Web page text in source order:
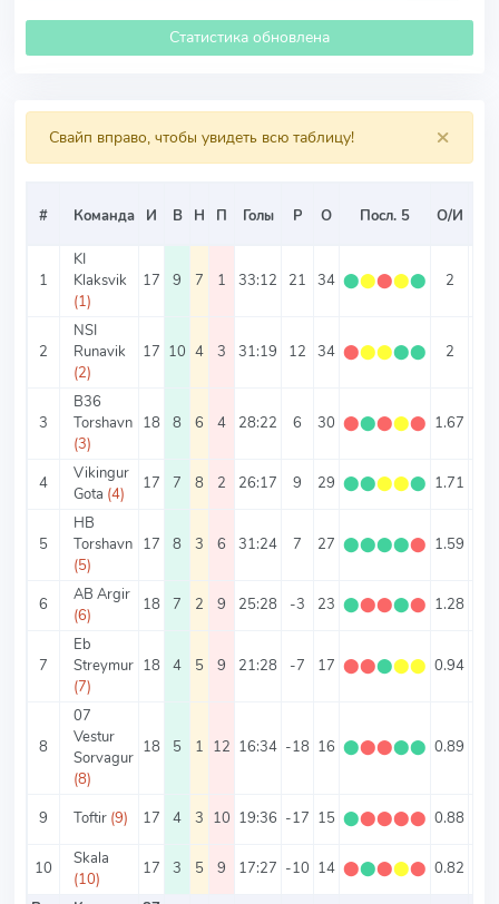
Статистика обновлена
×
Свайп вправо, чтобы увидеть всю таблицу!
# Команда И В Н П Голы Р О Посл. 5 О/И
1
KI
Klaksvik
(1)
17 9 7 1 33:12 21 34 ⬤⬤⬤⬤⬤ 2
2
NSI
Runavik
(2)
17 10 4 3 31:19 12 34 ⬤⬤⬤⬤⬤ 2
3
B36
Torshavn
(3)
18 8 6 4 28:22 6 30 ⬤⬤⬤⬤⬤ 1.67
4
Vikingur
Gota (4)
17 7 8 2 26:17 9 29 ⬤⬤⬤⬤⬤ 1.71
5
HB
Torshavn
(5)
17 8 3 6 31:24 7 27 ⬤⬤⬤⬤⬤ 1.59
6
AB Argir
(6)
18 7 2 9 25:28 -3 23 ⬤⬤⬤⬤⬤ 1.28
7
Eb
Streymur
(7)
18 4 5 9 21:28 -7 17 ⬤⬤⬤⬤⬤ 0.94
8
07
Vestur
Sorvagur
(8)
18 5 1 12 16:34 -18 16 ⬤⬤⬤⬤⬤ 0.89
9 Toftir (9) 17 4 3 10 19:36 -17 15 ⬤⬤⬤⬤⬤ 0.88
10
Skala
(10)
17 3 5 9 17:27 -10 14 ⬤⬤⬤⬤⬤ 0.82